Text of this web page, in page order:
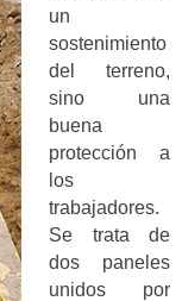
un
sostenimiento
del terreno,
sino una
buena
protección a
los
trabajadores.
Se trata de
dos paneles
unidos por